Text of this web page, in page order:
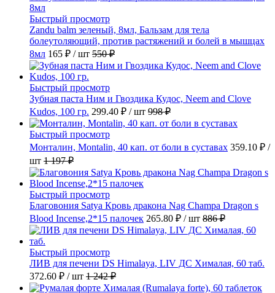
Быстрый просмотр
Zandu balm зеленый, 8мл, Бальзам для тела
болеутоляющий, против растяжений и болей в мышцах
8мл 165 ₽ / шт 550 ₽
Быстрый просмотр
Зубная паста Ним и Гвоздика Кудос, Neem and Clove
Kudos, 100 гр. 299.40 ₽ / шт 998 ₽
Быстрый просмотр
Монталин, Montalin, 40 кап. от боли в суставах 359.10 ₽ /
шт 1 197 ₽
Быстрый просмотр
Благовония Satya Кровь дракона Nag Champa Dragon s
Blood Incense,2*15 палочек 265.80 ₽ / шт 886 ₽
Быстрый просмотр
ЛИВ для печени DS Himalaya, LIV ДС Хималая, 60 таб.
372.60 ₽ / шт 1 242 ₽